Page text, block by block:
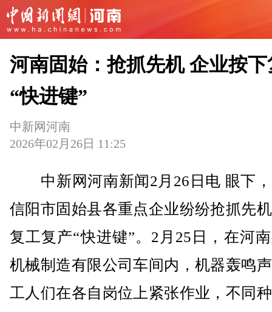
河南固始：抢抓先机 企业按下
“快进键”
中新网河南
2026年02月26日 11:25
中新网河南新闻2月26日电 眼下，
信阳市固始县各重点企业纷纷抢抓先
复工复产“快进键”。2月25日，在河
机械制造有限公司车间内，机器轰鸣
工人们在各自岗位上紧张作业，不同